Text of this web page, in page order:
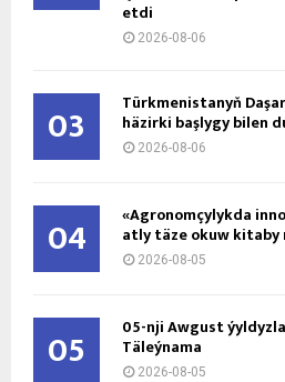
etdi
2026-08-06
03 Türkmenistanyň
häzirki başlygy bilen
2026-08-06
04 «Agronomçylykda
atly täze okuw kitaby
2026-08-05
05 05-nji Awgust
Täleýnama
2026-08-05